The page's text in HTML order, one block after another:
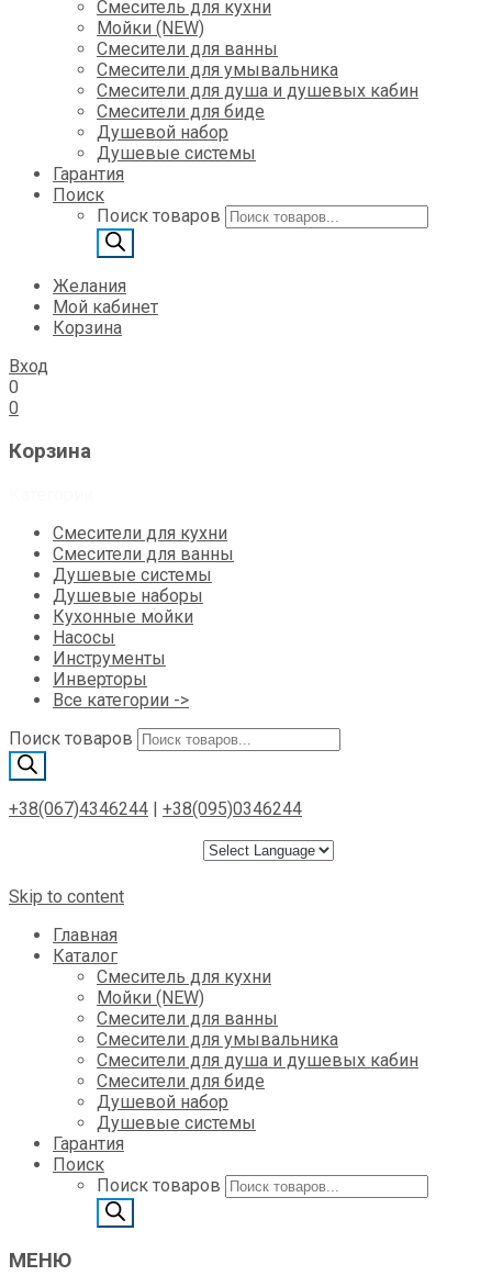
Смеситель для кухни
Мойки (NEW)
Смесители для ванны
Смесители для умывальника
Смесители для душа и душевых кабин
Смесители для биде
Душевой набор
Душевые системы
Гарантия
Поиск
Поиск товаров
Желания
Мой кабинет
Корзина
Вход
0
0
Корзина
Смесители для кухни
Смесители для ванны
Душевые системы
Душевые наборы
Кухонные мойки
Насосы
Инструменты
Инверторы
Все категории ->
Поиск товаров
+38(067)4346244 | +38(095)0346244
Skip to content
Главная
Каталог
Смеситель для кухни
Мойки (NEW)
Смесители для ванны
Смесители для умывальника
Смесители для душа и душевых кабин
Смесители для биде
Душевой набор
Душевые системы
Гарантия
Поиск
Поиск товаров
МЕНЮ